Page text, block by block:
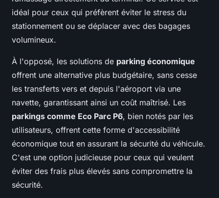
idéal pour ceux qui préfèrent éviter le stress du
stationnement ou se déplacer avec des bagages
volumineux.
À l'opposé, les solutions de parking économique
offrent une alternative plus budgétaire, sans cesse
les transferts vers et depuis l'aéroport via une
navette, garantissant ainsi un coût maîtrisé. Les
parkings comme Eco Parc P6, bien notés par les
utilisateurs, offrent cette forme d'accessibilité
économique tout en assurant la sécurité du véhicule.
C'est une option judicieuse pour ceux qui veulent
éviter des frais plus élevés sans compromettre la
sécurité.